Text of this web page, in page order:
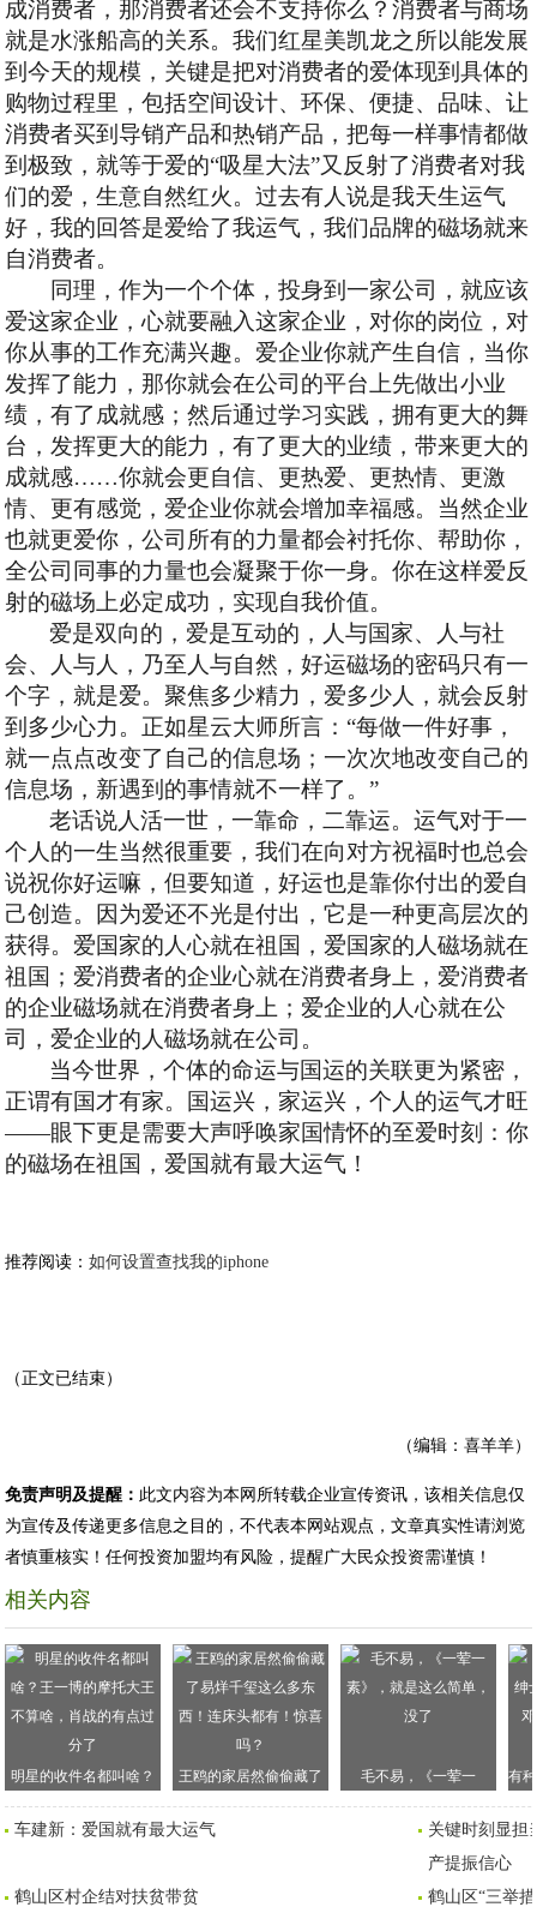
成消费者，那消费者还会不支持你么？消费者与商场
就是水涨船高的关系。我们红星美凯龙之所以能发展
到今天的规模，关键是把对消费者的爱体现到具体的
购物过程里，包括空间设计、环保、便捷、品味、让
消费者买到导销产品和热销产品，把每一样事情都做
到极致，就等于爱的“吸星大法”又反射了消费者对我
们的爱，生意自然红火。过去有人说是我天生运气
好，我的回答是爱给了我运气，我们品牌的磁场就来
自消费者。
同理，作为一个个体，投身到一家公司，就应该
爱这家企业，心就要融入这家企业，对你的岗位，对
你从事的工作充满兴趣。爱企业你就产生自信，当你
发挥了能力，那你就会在公司的平台上先做出小业
绩，有了成就感；然后通过学习实践，拥有更大的舞
台，发挥更大的能力，有了更大的业绩，带来更大的
成就感……你就会更自信、更热爱、更热情、更激
情、更有感觉，爱企业你就会增加幸福感。当然企业
也就更爱你，公司所有的力量都会衬托你、帮助你，
全公司同事的力量也会凝聚于你一身。你在这样爱反
射的磁场上必定成功，实现自我价值。
爱是双向的，爱是互动的，人与国家、人与社
会、人与人，乃至人与自然，好运磁场的密码只有一
个字，就是爱。聚焦多少精力，爱多少人，就会反射
到多少心力。正如星云大师所言： “每做一件好事，
就一点点改变了自己的信息场；一次次地改变自己的
信息场，新遇到的事情就不一样了。”
老话说人活一世，一靠命，二靠运。运气对于一
个人的一生当然很重要，我们在向对方祝福时也总会
说祝你好运嘛，但要知道，好运也是靠你付出的爱自
己创造。因为爱还不光是付出，它是一种更高层次的
获得。爱国家的人心就在祖国，爱国家的人磁场就在
祖国；爱消费者的企业心就在消费者身上，爱消费者
的企业磁场就在消费者身上；爱企业的人心就在公
司，爱企业的人磁场就在公司。
当今世界，个体的命运与国运的关联更为紧密，
正谓有国才有家。国运兴，家运兴，个人的运气才旺
——眼下更是需要大声呼唤家国情怀的至爱时刻：你
的磁场在祖国，爱国就有最大运气！
推荐阅读：如何设置查找我的iphone
（正文已结束）
（编辑：喜羊羊）
免责声明及提醒： 此文内容为本网所转载企业宣传资讯，该相关信息仅
为宣传及传递更多信息之目的，不代表本网站观点，文章真实性请浏览
者慎重核实！任何投资加盟均有风险，提醒广大民众投资需谨慎！
相关内容
明星的收件名都叫啥？
王一博的摩托大王不算
啥，肖战的有点过分了
王鸥的家居然偷偷藏了
易烊千玺这么多东西！
连床头都有！惊喜吗？
毛不易，《一荤一
素》，就是这么简单，
没了
有
手
车建新：爱国就有最大运气
关键时刻显担
产提振信心
鹤山区村企结对扶贫带贫
鹤山区“三举